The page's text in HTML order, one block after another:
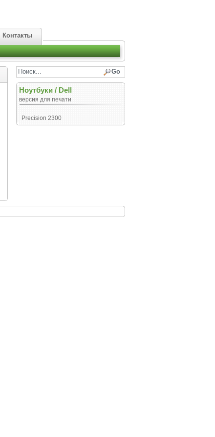
Контакты
Ноутбуки/ Dell
версия для печати
Precision 2300